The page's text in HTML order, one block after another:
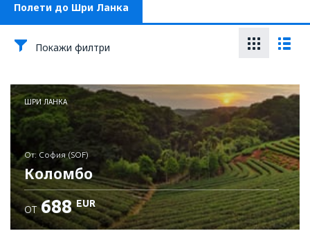
Полети до Шри Ланка
Покажи филтри
ШРИ ЛАНКА
От: София (SOF)
Коломбо
ОТ 688 EUR